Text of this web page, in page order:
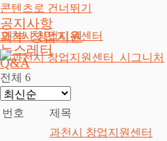
콘텐츠로 건너뛰기
과천시 창업지원센터
공지사항
외부 창업지원
뉴스레터
Q&A
전체 6
번호 제목
과천시 창업지원센터